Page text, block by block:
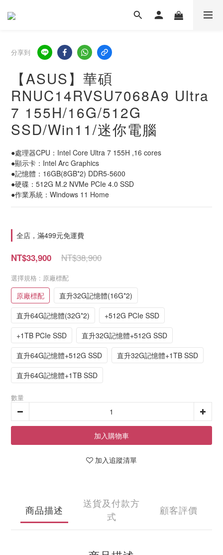
分享到
【ASUS】華碩
RNUC14RVSU7068A9 Ultra
7 155H/16G/512G
SSD/Win11/迷你電腦
●處理器CPU：Intel Core Ultra 7 155H ,16 cores
●顯示卡：Intel Arc Graphics
●記憶體：16GB(8GB*2) DDR5-5600
●硬碟：512G M.2 NVMe PCIe 4.0 SSD
●作業系統：Windows 11 Home
全店，滿499元免運費
NT$38,900
NT$33,900
選擇規格 : 原廠標配
原廠標配
直升32G記憶體(16G*2)
直升64G記憶體(32G*2)
+512G PCIe SSD
+1TB PCIe SSD
直升32G記憶體+512G SSD
直升64G記憶體+512G SSD
直升32G記憶體+1TB SSD
直升64G記憶體+1TB SSD
數量
加入購物車
加入追蹤清單
商品描述
送貨及付款方
式
顧客評價